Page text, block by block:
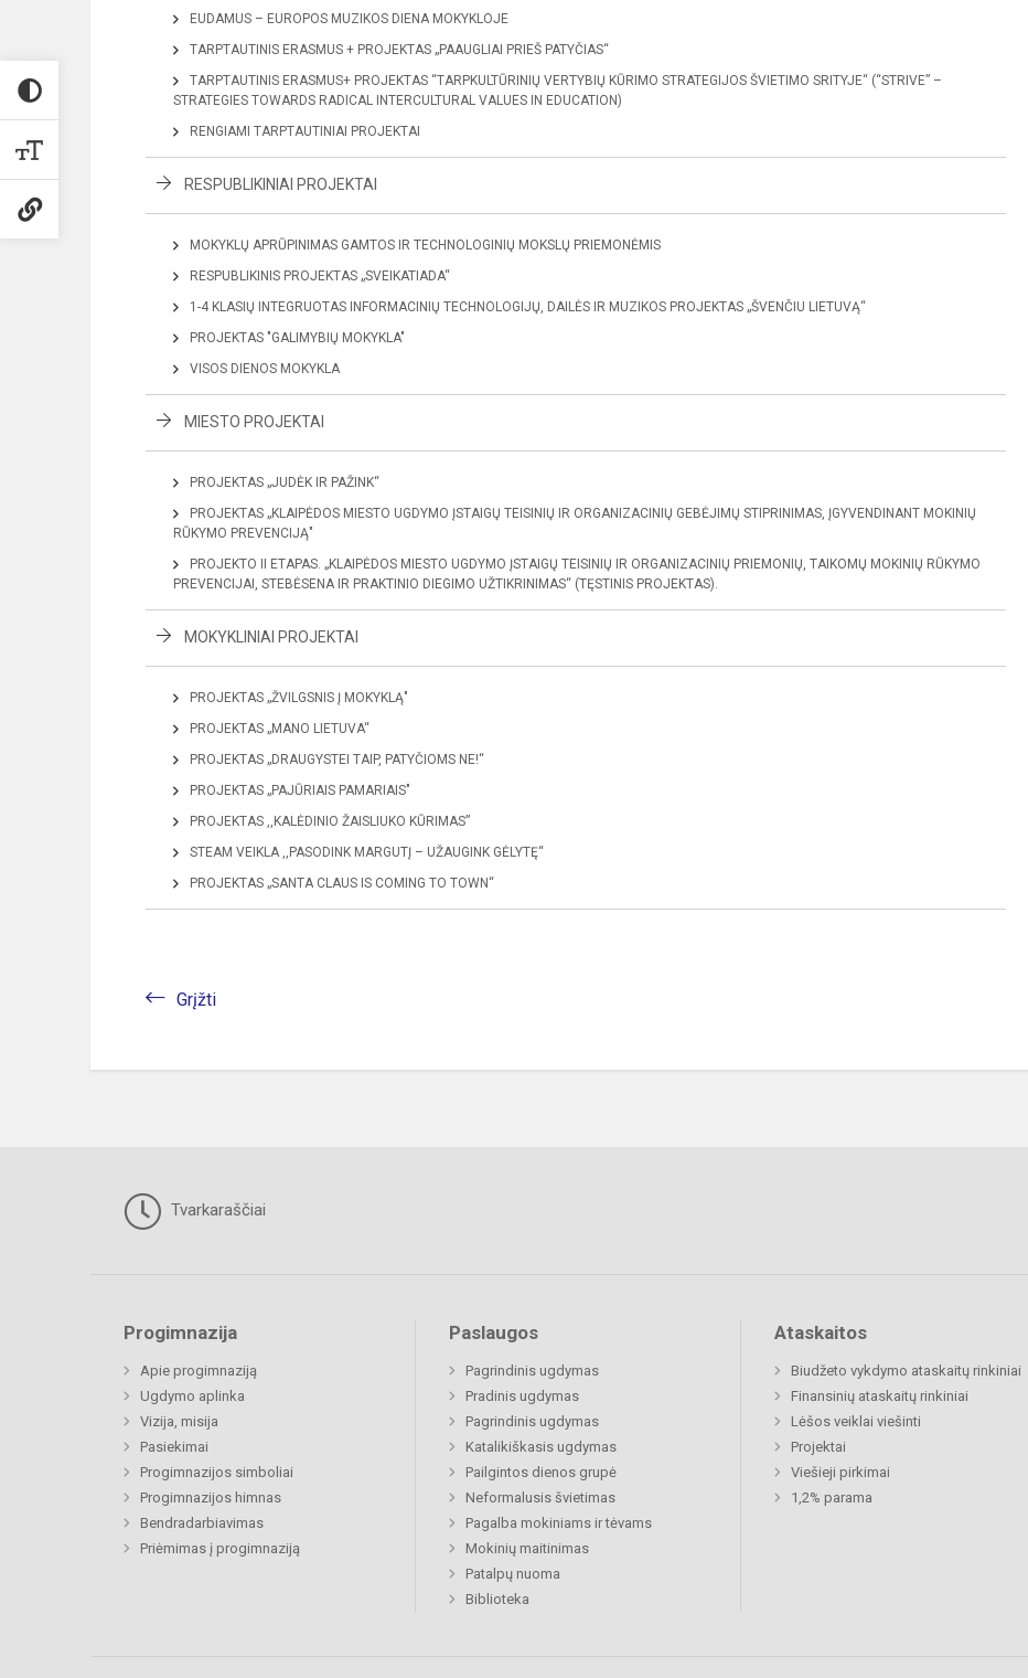
EUDAMUS – EUROPOS MUZIKOS DIENA MOKYKLOJE
TARPTAUTINIS ERASMUS + PROJEKTAS „PAAUGLIAI PRIEŠ PATYČIAS“
TARPTAUTINIS ERASMUS+ PROJEKTAS “TARPKULTŪRINIŲ VERTYBIŲ KŪRIMO STRATEGIJOS ŠVIETIMO SRITYJE“ (“STRIVE” –
STRATEGIES TOWARDS RADICAL INTERCULTURAL VALUES IN EDUCATION)
RENGIAMI TARPTAUTINIAI PROJEKTAI
RESPUBLIKINIAI PROJEKTAI
MOKYKLŲ APRŪPINIMAS GAMTOS IR TECHNOLOGINIŲ MOKSLŲ PRIEMONĖMIS
RESPUBLIKINIS PROJEKTAS „SVEIKATIADA“
1-4 KLASIŲ INTEGRUOTAS INFORMACINIŲ TECHNOLOGIJŲ, DAILĖS IR MUZIKOS PROJEKTAS „ŠVENČIU LIETUVĄ“
PROJEKTAS "GALIMYBIŲ MOKYKLA"
VISOS DIENOS MOKYKLA
MIESTO PROJEKTAI
PROJEKTAS „JUDĖK IR PAŽINK“
PROJEKTAS „KLAIPĖDOS MIESTO UGDYMO ĮSTAIGŲ TEISINIŲ IR ORGANIZACINIŲ GEBĖJIMŲ STIPRINIMAS, ĮGYVENDINANT MOKINIŲ
RŪKYMO PREVENCIJĄ"
PROJEKTO II ETAPAS. „KLAIPĖDOS MIESTO UGDYMO ĮSTAIGŲ TEISINIŲ IR ORGANIZACINIŲ PRIEMONIŲ, TAIKOMŲ MOKINIŲ RŪKYMO
PREVENCIJAI, STEBĖSENA IR PRAKTINIO DIEGIMO UŽTIKRINIMAS“ (TĘSTINIS PROJEKTAS).
MOKYKLINIAI PROJEKTAI
PROJEKTAS „ŽVILGSNIS Į MOKYKLĄ"
PROJEKTAS „MANO LIETUVA“
PROJEKTAS „DRAUGYSTEI TAIP, PATYČIOMS NE!“
PROJEKTAS „PAJŪRIAIS PAMARIAIS"
PROJEKTAS ,,KALĖDINIO ŽAISLIUKO KŪRIMAS”
STEAM VEIKLA ,,PASODINK MARGUTĮ – UŽAUGINK GĖLYTĘ“
PROJEKTAS „SANTA CLAUS IS COMING TO TOWN“
Grįžti
Tvarkaraščiai
Progimnazija
Apie progimnaziją
Ugdymo aplinka
Vizija, misija
Pasiekimai
Progimnazijos simboliai
Progimnazijos himnas
Bendradarbiavimas
Priėmimas į progimnaziją
Paslaugos
Pagrindinis ugdymas
Pradinis ugdymas
Pagrindinis ugdymas
Katalikiškasis ugdymas
Pailgintos dienos grupė
Neformalusis švietimas
Pagalba mokiniams ir tėvams
Mokinių maitinimas
Patalpų nuoma
Biblioteka
Ataskaitos
Biudžeto vykdymo ataskaitų rinkiniai
Finansinių ataskaitų rinkiniai
Lėšos veiklai viešinti
Projektai
Viešieji pirkimai
1,2% parama